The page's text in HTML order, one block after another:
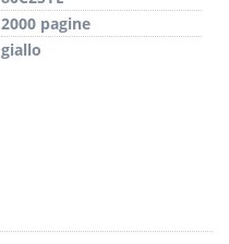
2000 pagine
giallo